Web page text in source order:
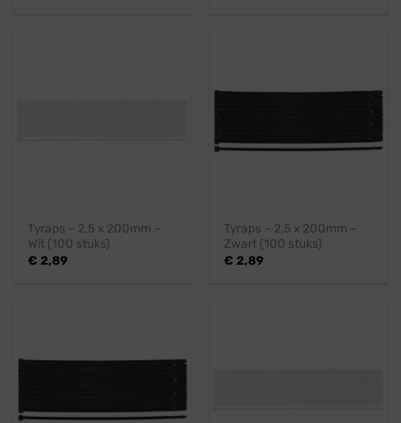
Tyraps – 2,5 x 200mm –
Wit (100 stuks)
€ 2,89
Tyraps – 2,5 x 200mm –
Zwart (100 stuks)
€ 2,89